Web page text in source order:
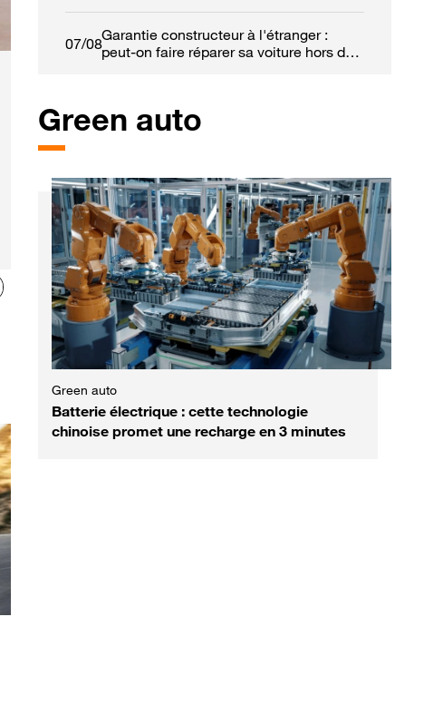
07/08Garantie constructeur à l'étranger :
peut-on faire réparer sa voiture hors de
Green auto
Green auto
Batterie électrique : cette technologie
chinoise promet une recharge en 3 minutes